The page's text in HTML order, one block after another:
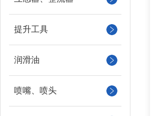
提升工具
润滑油
喷嘴、喷头